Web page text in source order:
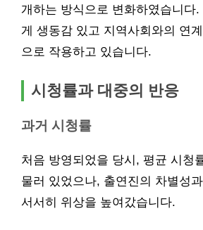
개하는 방식으로 변화하였습니다.
게 생동감 있고 지역사회와의 연
으로 작용하고 있습니다.
시청률과 대중의 반응
과거 시청률
처음 방영되었을 당시, 평균 시청
물러 있었으나, 출연진의 차별성
서서히 위상을 높여갔습니다.